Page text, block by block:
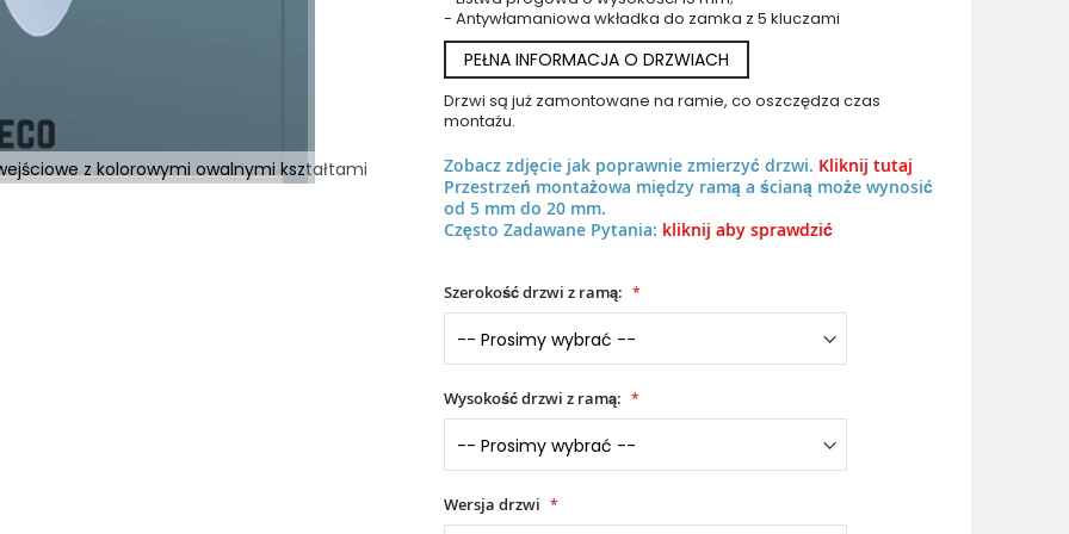
z kolorowymi owalnymi kształtami Żółte aluminiowe drzwi wejściowe z kolorowymi owalnymi
- Antywłamaniowa wkładka do zamka z 5 kluczami
PEŁNA INFORMACJA O DRZWIACH
Drzwi są już zamontowane na ramie, co oszczędza czas
montażu.
Zobacz zdjęcie jak poprawnie zmierzyć drzwi. Kliknij tutaj
Przestrzeń montażowa między ramą a ścianą może wynosić
od 5 mm do 20 mm.
Często Zadawane Pytania: kliknij aby sprawdzić
Szerokość drzwi z ramą:
Wysokość drzwi z ramą:
Wersja drzwi